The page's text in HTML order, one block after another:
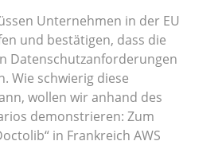
Unternehmen in der EU
und bestätigen, dass die
Datenschutzanforderungen
Wie schwierig diese
wollen wir anhand des
demonstrieren: Zum
in Frankreich AWS